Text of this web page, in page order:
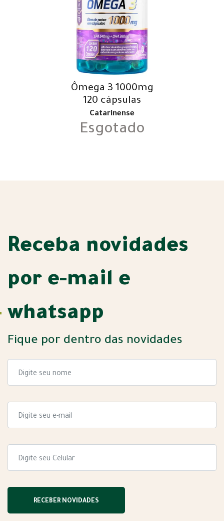
Ômega 3 1000mg
120 cápsulas
Catarinense
Esgotado
Receba novidades
por e-mail e
whatsapp
Fique por dentro das novidades